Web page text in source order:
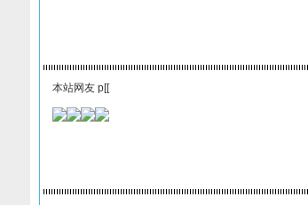
本站网友 p[[